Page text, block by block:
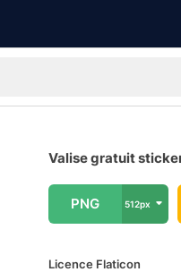
Valise gratuit
PNG 512px
Licence Flaticon